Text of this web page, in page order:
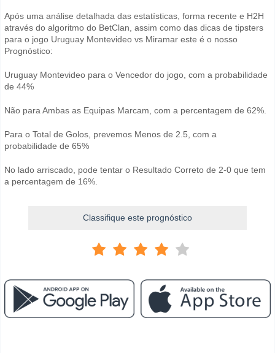
Após uma análise detalhada das estatísticas, forma recente e H2H
através do algoritmo do BetClan, assim como das dicas de tipsters
para o jogo Uruguay Montevideo vs Miramar este é o nosso
Prognóstico:
Uruguay Montevideo para o Vencedor do jogo, com a probabilidade
de 44%
Não para Ambas as Equipas Marcam, com a percentagem de 62%.
Para o Total de Golos, prevemos Menos de 2.5, com a
probabilidade de 65%
No lado arriscado, pode tentar o Resultado Correto de 2-0 que tem
a percentagem de 16%.
Classifique este prognóstico